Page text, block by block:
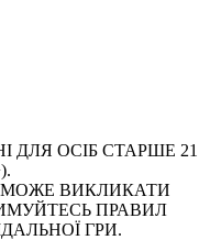
ДЛЯ ОСІБ СТАРШЕ 21
МОЖЕ ВИКЛИКАТИ
ПРАВИЛ
ГРИ.